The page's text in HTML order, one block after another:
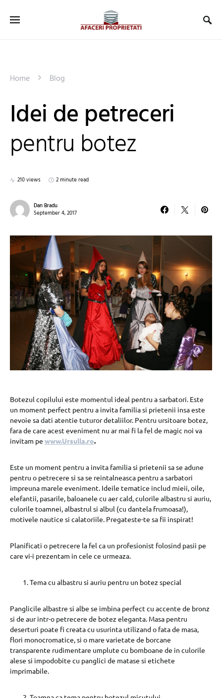
Home Blog
Idei de petreceri
pentru botez
210 views 2 minute read
Dan Bradu
September 4, 2017
Botezul copilului este momentul ideal pentru a sarbatori. Este
un moment perfect pentru a invita familia si prietenii insa este
nevoie sa dati atentie tuturor detaliilor. Pentru ursitoare botez,
fara de care acest eveniment nu ar mai fi la fel de magic noi va
invitam pe www.Ursulla.ro.
Este un moment pentru a invita familia si prietenii sa se adune
pentru o petrecere si sa se reintalneasca pentru a sarbatori
impreuna marele eveniment. Ideile tematice includ mieii, oile,
elefantii, pasarile, baloanele cu aer cald, culorile albastru si auriu,
culorile toamnei, albastrul si albul (cu dantela frumoasa!),
motivele nautice si calatoriile. Pregateste-te sa fii inspirat!
Planificati o petrecere la fel ca un profesionist folosind pasii pe
care vi-i prezentam in cele ce urmeaza.
Tema cu albastru si auriu pentru un botez special
Panglicile albastre si albe se imbina perfect cu accente de bronz
si de aur intr-o petrecere de botez eleganta. Masa pentru
deserturi poate fi creata cu usurinta utilizand o fata de masa,
flori monocromatice, si o mare varietate de borcane
transparente rudimentare umplute cu bomboane de in culorile
alese si impodobite cu panglici de matase si etichete
imprimabile.